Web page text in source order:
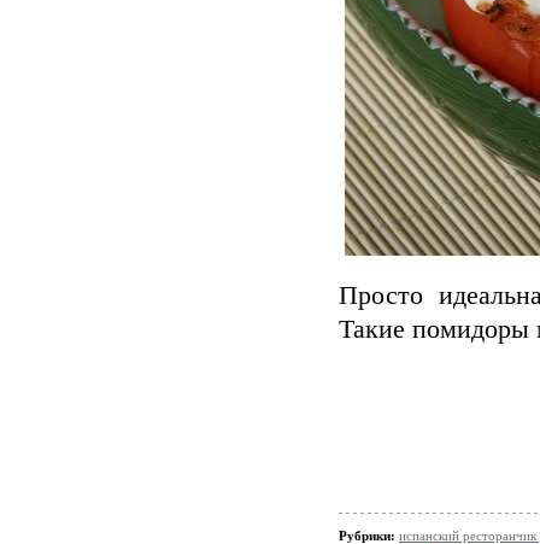
Просто
Такие помидоры
Рубрики: испанский